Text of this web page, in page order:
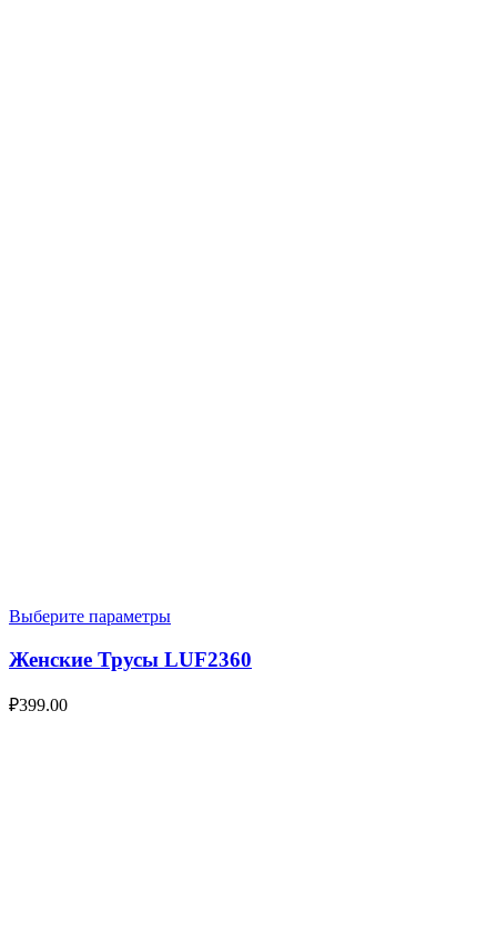
Выберите параметры
Женские Трусы LUF2360
₽399.00